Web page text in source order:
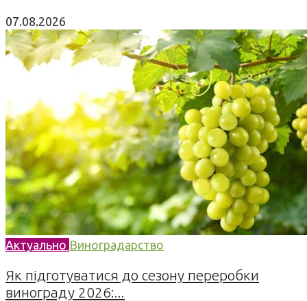
07.08.2026
Актуально Виноградарство
Як підготуватися до сезону переробки
винограду 2026:...